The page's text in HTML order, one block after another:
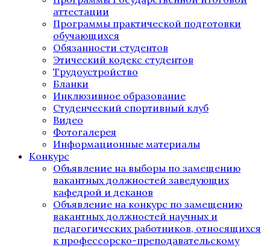
аттестации
Программы практической подготовки
обучающихся
Обязанности студентов
Этический кодекс студентов
Трудоустройство
Бланки
Инклюзивное образование
Студенческий спортивный клуб
Видео
Фотогалерея
Информационные материалы
Конкурс
Объявление на выборы по замещению
вакантных должностей заведующих
кафедрой и деканов
Объявление на конкурс по замещению
вакантных должностей научных и
педагогических работников, относящихся
к профессорско-преподавательскому